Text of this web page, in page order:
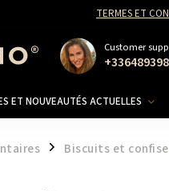
TERMES ET
Customer
ET NOUVEAUTÉS ACTUELLES
/ Biscuits et